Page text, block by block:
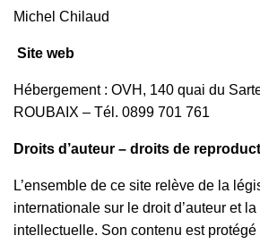
Michel Chilaud
Site web
Hébergement : OVH, 140 quai du
ROUBAIX – Tél. 0899 701 761
Droits d’auteur – droits de
L’ensemble de ce site relève de la
internationale sur le droit d’auteur et
intellectuelle. Son contenu est